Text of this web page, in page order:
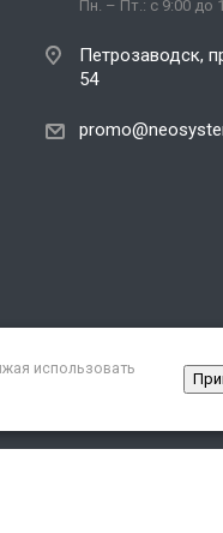
Пн. – Пт.: с 9:00 до
Петрозаводск,
54
использовать